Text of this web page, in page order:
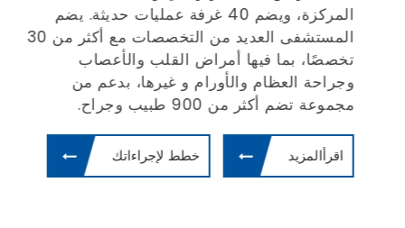
المركزة، ويضم 40 غرفة عمليات حديثة. يضم
المستشفى العديد من التخصصات مع أكثر من 30
تخصصًا، بما فيها أمراض القلب والأعصاب
وجراحة العظام والأورام و غيرها، بدعم من
مجموعة تضم أكثر من 900 طبيب وجراح.
اقرأالمزيد خطط لإجراءاتك